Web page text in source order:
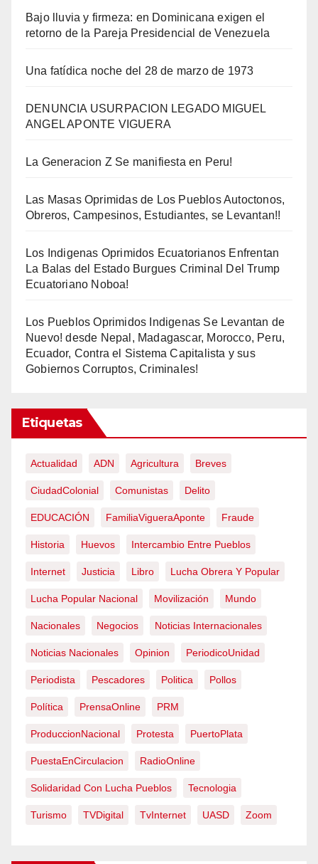
Bajo lluvia y firmeza: en Dominicana exigen el
retorno de la Pareja Presidencial de Venezuela
Una fatídica noche del 28 de marzo de 1973
DENUNCIA USURPACION LEGADO MIGUEL
ANGEL APONTE VIGUERA
La Generacion Z Se manifiesta en Peru!
Las Masas Oprimidas de Los Pueblos Autoctonos,
Obreros, Campesinos, Estudiantes, se Levantan!!
Los Indigenas Oprimidos Ecuatorianos Enfrentan
La Balas del Estado Burgues Criminal Del Trump
Ecuatoriano Noboa!
Los Pueblos Oprimidos Indigenas Se Levantan de
Nuevo! desde Nepal, Madagascar, Morocco, Peru,
Ecuador, Contra el Sistema Capitalista y sus
Gobiernos Corruptos, Criminales!
Etiquetas
Actualidad ADN Agricultura Breves
CiudadColonial Comunistas Delito
EDUCACIÓN FamiliaVigueraAponte Fraude
Historia Huevos Intercambio Entre Pueblos
Internet Justicia Libro Lucha Obrera Y Popular
Lucha Popular Nacional Movilización Mundo
Nacionales Negocios Noticias Internacionales
Noticias Nacionales Opinion PeriodicoUnidad
Periodista Pescadores Politica Pollos
Política PrensaOnline PRM
ProduccionNacional Protesta PuertoPlata
PuestaEnCirculacion RadioOnline
Solidaridad Con Lucha Pueblos Tecnologia
Turismo TVDigital TvInternet UASD Zoom